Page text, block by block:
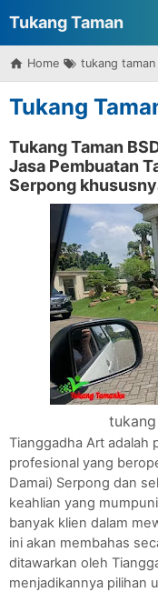
Tukang Taman
Surabaya
Home tukang taman
Tukang
Tukang Taman
Jasa Pembuatan
Serpong
Tianggadha Art adalah
profesional yang
Damai) Serpong dan
keahlian yang
banyak klien dalam
ini akan membahas
ditawarkan oleh
menjadikannya pilihan